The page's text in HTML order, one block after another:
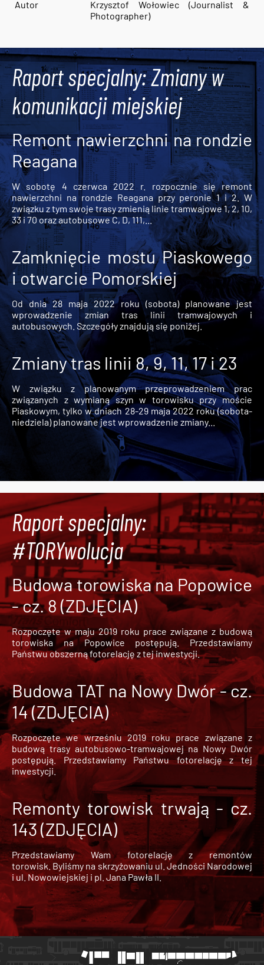
Autor
Krzysztof Wołowiec (Journalist &
Photographer)
Raport specjalny: Zmiany w
komunikacji miejskiej
Remont nawierzchni na rondzie
Reagana
W sobotę 4 czerwca 2022 r. rozpocznie się remont
nawierzchni na rondzie Reagana przy peronie 1 i 2. W
związku z tym swoje trasy zmienią linie tramwajowe 1, 2, 10,
33 i 70 oraz autobusowe C, D, 111,...
Zamknięcie mostu Piaskowego
i otwarcie Pomorskiej
Od dnia 28 maja 2022 roku (sobota) planowane jest
wprowadzenie zmian tras linii tramwajowych i
autobusowych. Szczegóły znajdują się poniżej.
Zmiany tras linii 8, 9, 11, 17 i 23
W związku z planowanym przeprowadzeniem prac
związanych z wymianą szyn w torowisku przy moście
Piaskowym, tylko w dniach 28-29 maja 2022 roku (sobota-
niedziela) planowane jest wprowadzenie zmiany...
Raport specjalny:
#TORYwolucja
Budowa torowiska na Popowice
- cz. 8 (ZDJĘCIA)
Rozpoczęte w maju 2019 roku prace związane z budową
torowiska na Popowice
postępują. Przedstawiamy
Państwu obszerną fotorelację z tej inwestycji.
Budowa TAT na Nowy Dwór - cz.
14 (ZDJĘCIA)
Rozpoczęte we wrześniu 2019 roku prace związane z
budową trasy autobusowo-tramwajowej na Nowy Dwór
postępują. Przedstawiamy Państwu fotorelację z tej
inwestycji.
Remonty torowisk trwają - cz.
143 (ZDJĘCIA)
Przedstawiamy Wam fotorelację z remontów
torowisk. Byliśmy na skrzyżowaniu ul. Jedności Narodowej
i ul. Nowowiejskiej i pl. Jana Pawła II.